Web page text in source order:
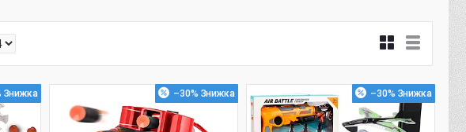
–30% –30%